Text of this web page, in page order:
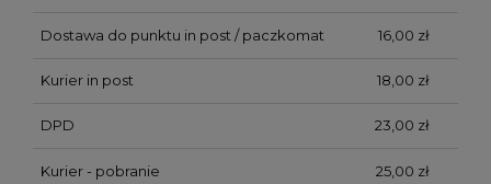
Dostawa do punktu in post / paczkomat 16,00 zł
Kurier in post 18,00 zł
DPD 23,00 zł
Kurier - pobranie 25,00 zł